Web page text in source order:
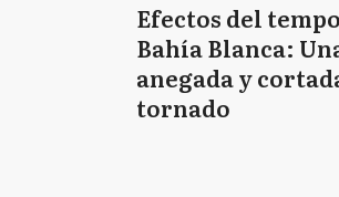
Efectos del
Bahía Blanca:
anegada y
tornado